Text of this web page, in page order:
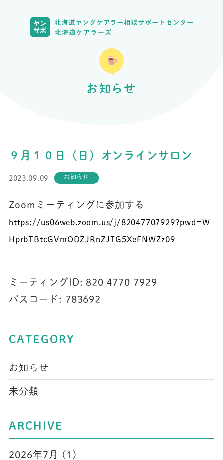
お知らせ
９月１０日（日）オンラインサロン
2023.09.09 お知らせ
Zoomミーティングに参加する
https://us06web.zoom.us/j/82047707929?pwd=W
HprbTBtcGVmODZJRnZJTG5XeFNWZz09
ミーティングID: 820 4770 7929
パスコード: 783692
CATEGORY
お知らせ
未分類
ARCHIVE
2026年7月 (1)